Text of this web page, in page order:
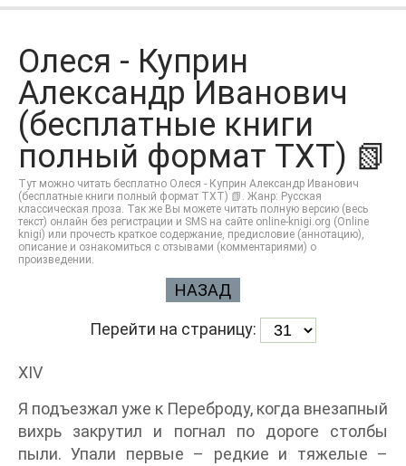
ЗАКЛАДКИ
Олеся - Куприн
Александр Иванович
(бесплатные книги
полный формат TXT) 📗
Тут можно читать бесплатно Олеся - Куприн Александр Иванович
(бесплатные книги полный формат TXT) 📗. Жанр: Русская
классическая проза. Так же Вы можете читать полную версию (весь
текст) онлайн без регистрации и SMS на сайте online-knigi.org (Online
knigi) или прочесть краткое содержание, предисловие (аннотацию),
описание и ознакомиться с отзывами (комментариями) о
произведении.
НАЗАД
Перейти на страницу:
XIV
Я подъезжал уже к Переброду, когда внезапный
вихрь закрутил и погнал по дороге столбы
пыли. Упали первые – редкие и тяжелые –